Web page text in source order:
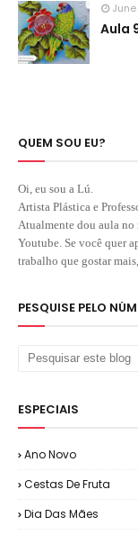
Aula
QUEM SOU EU?
Oi, eu sou a Lú.
Artista Plástica e
Atualmente dou aula no
Youtube. Se você quer
trabalho que gostar
PESQUISE PELO
ESPECIAIS
Ano Novo
Cestas De Fruta
Dia Das Mães